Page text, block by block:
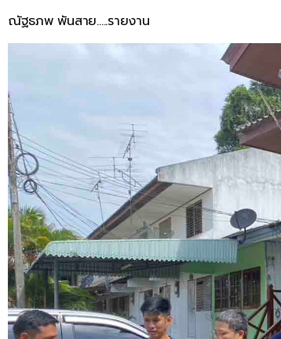
ณัฐธภพ พันสาย…..รายงาน